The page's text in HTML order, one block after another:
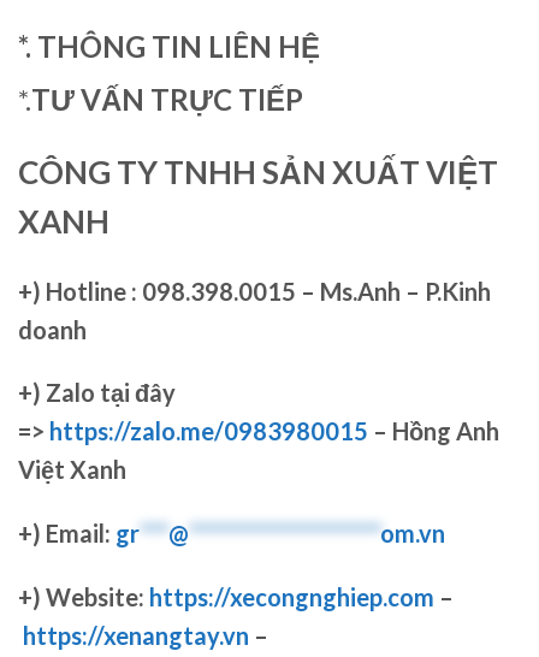
*. THÔNG TIN LIÊN HỆ
*.TƯ VẤN TRỰC TIẾP
CÔNG TY TNHH SẢN XUẤT VIỆT
XANH
+) Hotline : 098.398.0015 – Ms.Anh – P.Kinh
doanh
+) Zalo tại đây
=> https://zalo.me/0983980015 – Hồng Anh
Việt Xanh
+) Email: gr***@********************om.vn
+) Website: https://xecongnghiep.com –
https://xenangtay.vn –